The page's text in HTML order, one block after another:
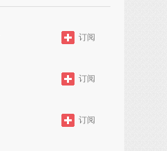
相约多福山风景区
订阅
订阅
订阅